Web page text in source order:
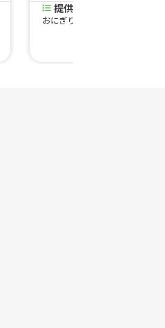
提供商品
おにぎり